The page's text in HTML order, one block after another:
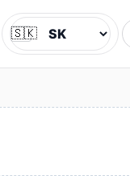
Jazyk
🇸🇰